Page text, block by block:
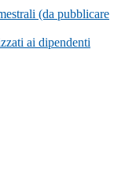
(da pubblicare
ai dipendenti